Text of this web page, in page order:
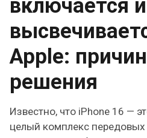
включается и
Apple:
решения
Известно, что iPhone 16 —
целый комплекс передовых